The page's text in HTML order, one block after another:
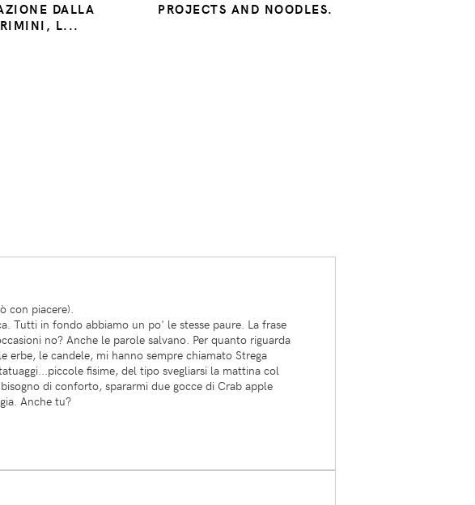
DALLA
L...
PROJECTS AND NOODLES.
con piacere).
Tutti in fondo abbiamo un po' le stesse paure. La frase
no? Anche le parole salvano. Per quanto riguarda
erbe, le candele, mi hanno sempre chiamato Strega
fisime, del tipo svegliarsi la mattina col
di conforto, spararmi due gocce di Crab apple
Anche tu?